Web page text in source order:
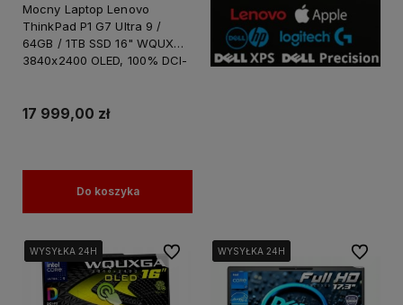
Mocny Laptop Lenovo
ThinkPad P1 G7 Ultra 9 /
64GB / 1TB SSD 16" WQUXGA
3840x2400 OLED, 100% DCI-
Grafika Twórcy
17 999,00 zł
Do koszyka
WYSYŁKA 24H
WYSYŁKA 24H
WYSYŁKA 24H Do ulubionychWYSYŁKA 24H
WYSYŁKA 24H
WYSYŁKA 24H Do